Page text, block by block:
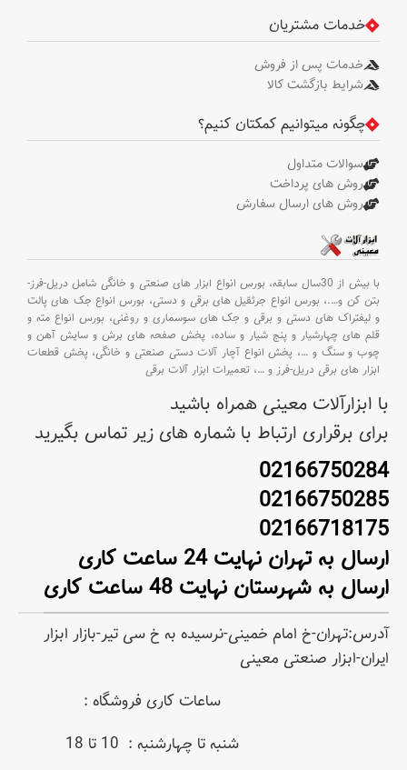
خدمات مشتریان
خدمات پس از فروش
شرایط بازگشت کالا
چگونه میتوانیم کمکتان کنیم؟
سوالات متداول
روش های پرداخت
روش های ارسال سفارش
با بیش از 30سال سابقه،
بورس انواع ابزار های صنعتی و خانگی شامل دریل-فرز-
بتن کن و….، بورس انواع جرثقیل های برقی و دستی، بورس انواع جک های پالت
و لیفتراک های دستی و برقی و جک های سوسماری و روغنی، بورس انواع مته و
قلم های چهارشیار و پنج شیار و ساده، پخش صفحه های برش و سایش آهن و
چوب و سنگ و …، پخش انواع آچار آلات دستی صنعتی و خانگی، پخش قطعات
ابزار های برقی دریل-فرز و …، تعمیرات ابزار آلات برقی
با ابزارآلات معینی همراه باشید
برای برقراری ارتباط با شماره های زیر تماس بگیرید
02166750284
02166750285
02166718175
ارسال به تهران نهایت 24 ساعت کاری
ارسال به شهرستان نهایت 48 ساعت کاری
آدرس:تهران-خ امام خمینی-نرسیده به خ سی تیر-بازار ابزار
ایران-ابزار صنعتی معینی
ساعات کاری فروشگاه :
شنبه تا چهارشنبه : 10 تا 18